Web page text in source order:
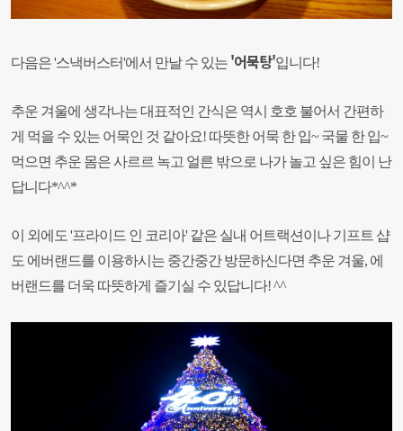
다음은 '스낵버스터'에서 만날 수 있는 '어묵탕'입니다!
추운 겨울에 생각나는 대표적인 간식은 역시 호호 불어서 간편하
게 먹을 수 있는 어묵인 것 같아요! 따뜻한 어묵 한 입~ 국물 한 입~
먹으면 추운 몸은 사르르 녹고 얼른 밖으로 나가 놀고 싶은 힘이 난
답니다*^^*
이 외에도 '프라이드 인 코리아' 같은 실내 어트랙션이나 기프트 샵
도 에버랜드를 이용하시는 중간중간 방문하신다면 추운 겨울, 에
버랜드를 더욱 따뜻하게 즐기실 수 있답니다! ^^